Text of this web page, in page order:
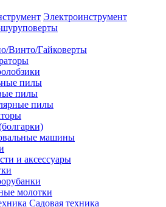
Электроинструмент
Винто/Гайковерты
пилы
пилы
пилы
машины
и аксессуары
молотки
Садовая техника